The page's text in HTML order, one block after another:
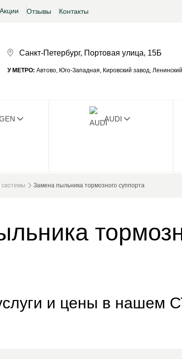
Акции Отзывы Контакты
Санкт-Петербург, Портовая улица, 15Б
У МЕТРО: Автово, Юго-Западная, Кировский завод,
AUDI
системы Замена пыльника тормозного суппорта
и цены в нашем